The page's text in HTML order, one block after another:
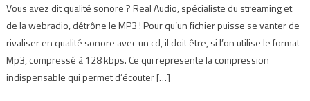
Vous avez dit qualité sonore ? Real Audio, spécialiste du streaming et
de la webradio, détrône le MP3 ! Pour qu’un fichier puisse se vanter de
rivaliser en qualité sonore avec un cd, il doit être, si l’on utilise le format
Mp3, compressé à 128 kbps. Ce qui represente la compression
indispensable qui permet d’écouter […]